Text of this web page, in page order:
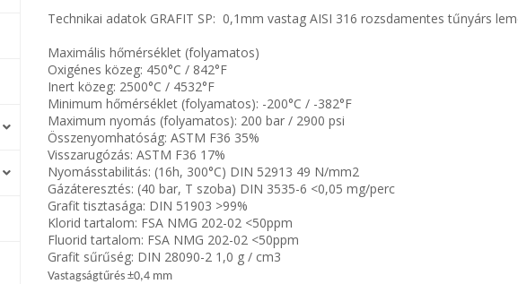
Technikai adatok GRAFIT SP: 0,1mm vastag AISI 316 rozsdamentes tűnyárs
Maximális hőmérséklet (folyamatos)
Oxigénes közeg: 450°C / 842°F
Inert közeg: 2500°C / 4532°F
Minimum hőmérséklet (folyamatos): -200°C / -382°F
Maximum nyomás (folyamatos): 200 bar / 2900 psi
Összenyomhatóság: ASTM F36 35%
Visszarugózás: ASTM F36 17%
Nyomásstabilitás: (16h, 300°C) DIN 52913 49 N/mm2
Gázáteresztés: (40 bar, T szoba) DIN 3535-6 <0,05 mg/perc
Grafit tisztasága: DIN 51903 >99%
Klorid tartalom: FSA NMG 202-02 <50ppm
Fluorid tartalom: FSA NMG 202-02 <50ppm
Grafit sűrűség: DIN 28090-2 1,0 g / cm3
Vastagságtűrés ±0,4 mm